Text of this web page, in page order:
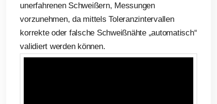
unerfahrenen Schweißern, Messungen
vorzunehmen, da mittels Toleranzintervallen
korrekte oder falsche Schweißnähte „automatisch“
validiert werden können.